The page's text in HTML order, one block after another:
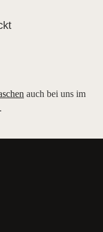
auch bei uns im
.